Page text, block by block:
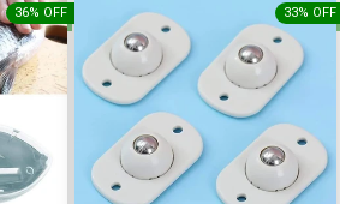
36% OFF 33% OFF